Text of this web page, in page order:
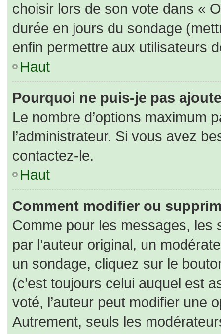
choisir lors de son vote dans «
durée en jours du sondage
enfin permettre aux utilisateurs
Haut
Pourquoi ne puis-je pas
Le nombre d’options maximum
l’administrateur. Si vous avez
contactez-le.
Haut
Comment modifier ou
Comme pour les messages, les
par l’auteur original, un
un sondage, cliquez sur le
(c’est toujours celui auquel est
voté, l’auteur peut modifier une
Autrement, seuls les